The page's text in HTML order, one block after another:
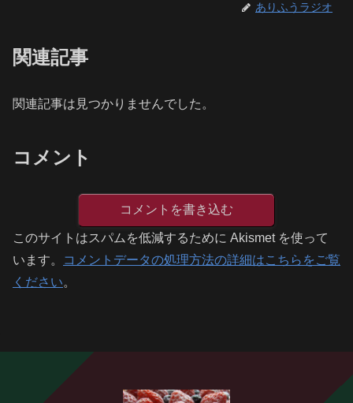
ありふうラジオ
関連記事
関連記事は見つかりませんでした。
コメント
コメントを書き込む
このサイトはスパムを低減するために Akismet を使って
います。
コメントデータの処理方法の詳細はこちらをご覧
ください。